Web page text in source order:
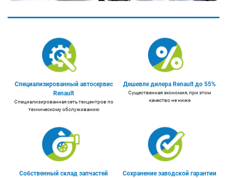
Специализированный автосервис
Renault
Специализированная сеть техцентров по
техническому обслуживанию
Дешевле дилера Renault до 55%
Существенная экономия, при этом
качество не ниже
Собственный склад запчастей Сохранение заводской гарантии